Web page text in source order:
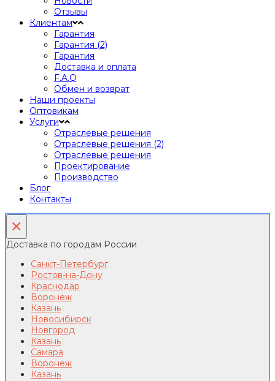
Отзывы
Клиентам
Гарантия
Гарантия (2)
Гарантия
Доставка и оплата
F.A.Q
Обмен и возврат
Наши проекты
Оптовикам
Услуги
Отраслевые решения
Отраслевые решения (2)
Отраслевые решения
Проектирование
Производство
Блог
Контакты
×
Доставка по городам России
Санкт-Петербург
Ростов-на-Дону
Краснодар
Воронеж
Казань
Новосибирск
Новгород
Казань
Самара
Воронеж
Казань